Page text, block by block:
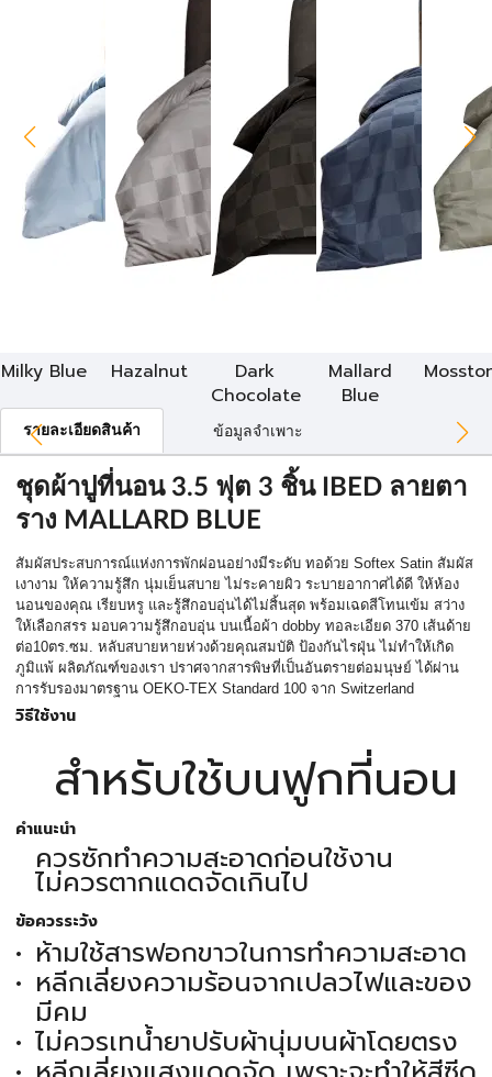
Milky Blue Hazalnut
Dark
Chocolate
Mallard
Blue
รายละเอียดสินค้า ข้อมูลจำเพาะ
ชุดผ้าปูที่นอน 3.5 ฟุต 3 ชิ้น IBED ลายตา
ราง MALLARD BLUE
สัมผัสประสบการณ์แห่งการพักผ่อนอย่างมีระดับ ทอด้วย Softex Satin สัมผัส
เงางาม ให้ความรู้สึก นุ่มเย็นสบาย ไม่ระคายผิว ระบายอากาศได้ดี ให้ห้อง
นอนของคุณ เรียบหรู และรู้สึกอบอุ่นได้ไม่สิ้นสุด พร้อมเฉดสีโทนเข้ม สว่าง
ให้เลือกสรร มอบความรู้สึกอบอุ่น บนเนื้อผ้า dobby ทอละเอียด 370 เส้นด้าย
ต่อ10ตร.ซม. หลับสบายหายห่วงด้วยคุณสมบัติ ป้องกันไรฝุ่น ไม่ทำให้เกิด
ภูมิแพ้ ผลิตภัณฑ์ของเรา ปราศจากสารพิษที่เป็นอันตรายต่อมนุษย์ ได้ผ่าน
การรับรองมาตรฐาน OEKO-TEX Standard 100 จาก Switzerland
วิธีใช้งาน
สำหรับใช้บนฟูกที่นอน
คำแนะนำ
ควรซักทำความสะอาดก่อนใช้งาน
ไม่ควรตากแดดจัดเกินไป
ข้อควรระวัง
ห้ามใช้สารฟอกขาวในการทำความสะอาด
หลีกเลี่ยงความร้อนจากเปลวไฟและของ
มีคม
ไม่ควรเทน้ำยาปรับผ้านุ่มบนผ้าโดยตรง